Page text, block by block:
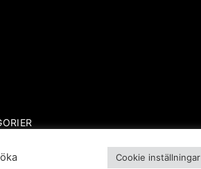
Cookie inställningar